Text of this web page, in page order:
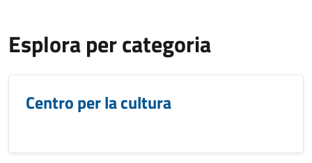
Esplora per categoria
Centro per la cultura